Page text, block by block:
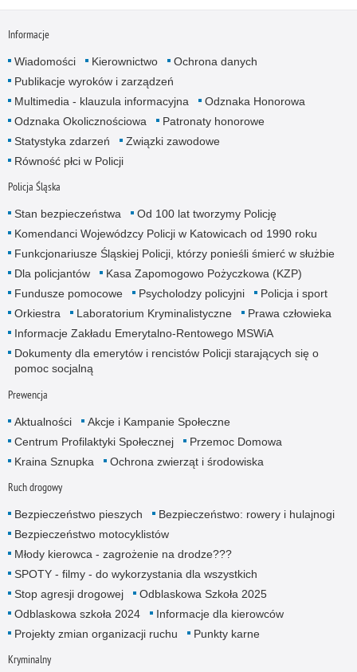
Informacje
Wiadomości Kierownictwo
Ochrona danych
Publikacje wyroków i zarządzeń
Multimedia - klauzula informacyjna
Odznaka Honorowa
Odznaka Okolicznościowa
Patronaty honorowe
Statystyka zdarzeń
Związki zawodowe
Równość płci w Policji
Policja Śląska
Stan bezpieczeństwa
Od 100 lat tworzymy Policję
Komendanci Wojewódzcy Policji w Katowicach od 1990 roku
Funkcjonariusze Śląskiej Policji, którzy ponieśli śmierć w służbie
Dla policjantów
Kasa Zapomogowo Pożyczkowa (KZP)
Fundusze pomocowe
Psycholodzy policyjni
Policja i sport
Orkiestra
Laboratorium Kryminalistyczne
Prawa człowieka
Informacje Zakładu Emerytalno-Rentowego MSWiA
Dokumenty dla emerytów i rencistów Policji starających się o
pomoc socjalną
Prewencja
Aktualności
Akcje i Kampanie Społeczne
Centrum Profilaktyki Społecznej
Przemoc Domowa
Kraina Sznupka
Ochrona zwierząt i środowiska
Ruch drogowy
Bezpieczeństwo pieszych
Bezpieczeństwo: rowery i hulajnogi
Bezpieczeństwo motocyklistów
Młody kierowca - zagrożenie na drodze???
SPOTY - filmy - do wykorzystania dla wszystkich
Stop agresji drogowej
Odblaskowa Szkoła 2025
Odblaskowa szkoła 2024
Informacje dla kierowców
Projekty zmian organizacji ruchu
Punkty karne
Kryminalny